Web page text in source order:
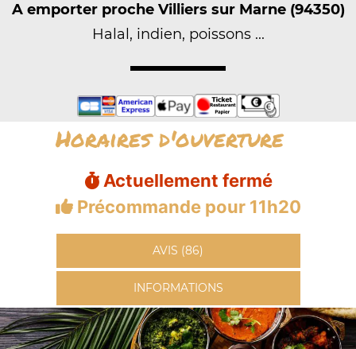
A emporter proche Villiers sur Marne (94350)
Halal, indien, poissons ...
Horaires d'ouverture
Actuellement fermé
Précommande pour 11h20
AVIS (86)
INFORMATIONS